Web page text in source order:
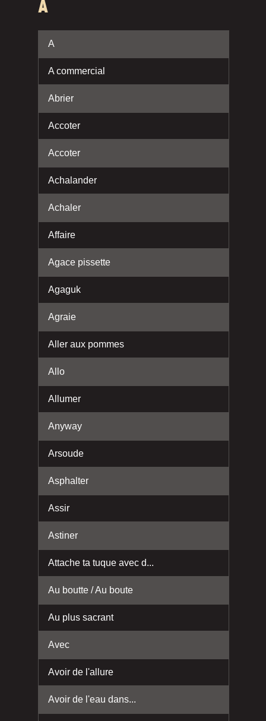
A
A
A commercial
Abrier
Accoter
Accoter
Achalander
Achaler
Affaire
Agace pissette
Agaguk
Agraie
Aller aux pommes
Allo
Allumer
Anyway
Arsoude
Asphalter
Assir
Astiner
Attache ta tuque avec d...
Au boutte / Au boute
Au plus sacrant
Avec
Avoir de l'allure
Avoir de l'eau dans...